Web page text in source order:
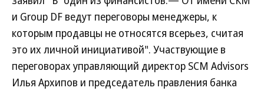
и Group DF ведут переговоры менеджеры, к
которым продавцы не относятся всерьез, считая
это их личной инициативой". Участвующие в
переговорах управляющий директор SCM Advisors
Илья Архипов и председатель правления банка